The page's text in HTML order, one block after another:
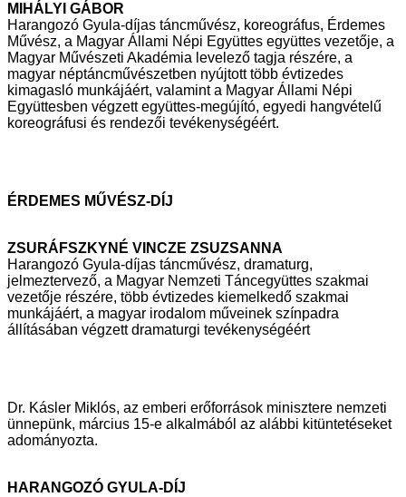
MIHÁLYI GÁBOR
Harangozó Gyula-díjas táncművész, koreográfus, Érdemes
Művész, a Magyar Állami Népi Együttes együttes vezetője, a
Magyar Művészeti Akadémia levelező tagja részére, a
magyar néptáncművészetben nyújtott több évtizedes
kimagasló munkájáért, valamint a Magyar Állami Népi
Együttesben végzettegyüttes-megújító, egyedi hangvételű
koreográfusi és rendezői tevékenységéért.
ÉRDEMES MŰVÉSZ-DÍJ
ZSURÁFSZKYNÉ VINCZE ZSUZSANNA
Harangozó Gyula-díjas táncművész, dramaturg,
jelmeztervező, a Magyar Nemzeti Táncegyüttes szakmai
vezetője részére, több évtizedes kiemelkedő szakmai
munkájáért, a magyar irodalom műveinek színpadra
állításában végzett dramaturgi tevékenységéért
Dr. Kásler Miklós, az emberi erőforrások minisztere nemzeti
ünnepünk, március 15-e alkalmából az alábbi kitüntetéseket
adományozta.
HARANGOZÓ GYULA-DÍJ